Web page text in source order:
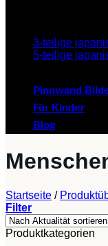
3-teilige
5-teilige
Pinnwand
Für Kinder
Blog
Startseite /
Filter
Produktkategorien